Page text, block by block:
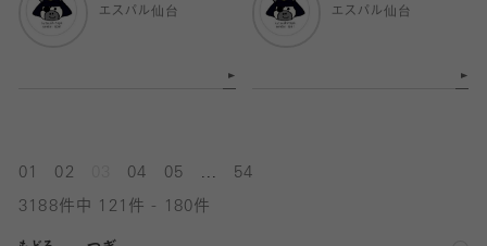
エスパル仙台
エスパル仙台
01 02 04 05 54
3188件中 121件 - 180件